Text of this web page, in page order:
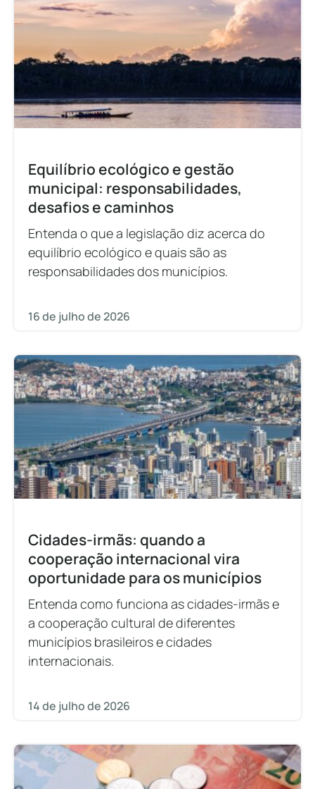
Equilíbrio ecológico e gestão
municipal: responsabilidades,
desafios e caminhos
Entenda o que a legislação diz acerca do
equilíbrio ecológico e quais são as
responsabilidades dos municípios.
16 de julho de 2026
Cidades-irmãs: quando a
cooperação internacional vira
oportunidade para os municípios
Entenda como funciona as cidades-irmãs e
a cooperação cultural de diferentes
municípios brasileiros e cidades
internacionais.
14 de julho de 2026